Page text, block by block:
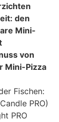
den
Mini-
von
Mini-Pizza
Fischen:
PRO)
PRO